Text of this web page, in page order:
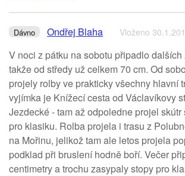
Dávno Ondřej Blaha Vloženo
V noci z pátku na sobotu připadlo dalších
takže od středy už celkem 70 cm. Od
projely rolby ve prakticky všechny hlavní
vyjímka je Knížecí cesta od Václavíkovy
Jezdecké - tam až odpoledne projel skútr
pro klasiku. Rolba projela i trasu z
na Mořinu, jelikož tam ale letos projela
podklad při bruslení hodně boří. Večer
centimetry a trochu zasypaly stopy pro